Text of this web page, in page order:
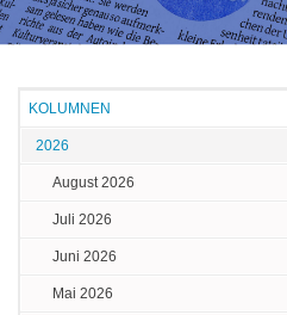
KOLUMNEN
2026
August 2026
Juli 2026
Juni 2026
Mai 2026